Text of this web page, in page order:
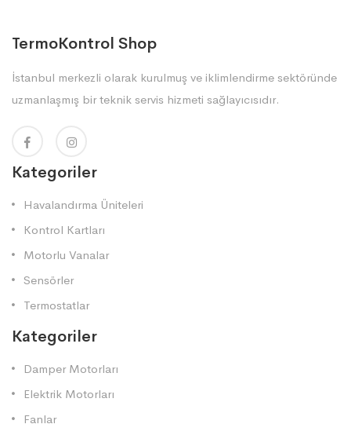
TermoKontrol Shop
İstanbul merkezli olarak kurulmuş ve iklimlendirme sektöründe
uzmanlaşmış bir teknik servis hizmeti sağlayıcısıdır.
Kategoriler
Havalandırma Üniteleri
Kontrol Kartları
Motorlu Vanalar
Sensörler
Termostatlar
Kategoriler
Damper Motorları
Elektrik Motorları
Fanlar